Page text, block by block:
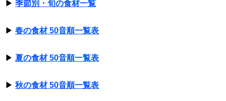
▶ 季節別・旬の食材一覧
▶ 春の食材 50音順一覧表
▶ 夏の食材 50音順一覧表
▶ 秋の食材 50音順一覧表